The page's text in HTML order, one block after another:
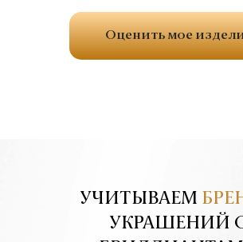
Оценить мое
УЧИТЫВАЕМ
УКРАШЕНИЙ